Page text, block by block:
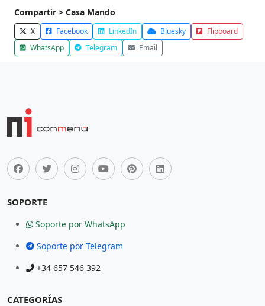
Compartir > Casa Mando
X Facebook LinkedIn Bluesky
Flipboard
WhatsApp
Telegram Email
SOPORTE
Soporte por WhatsApp
Soporte por Telegram
+34 657 546 392
CATEGORÍAS